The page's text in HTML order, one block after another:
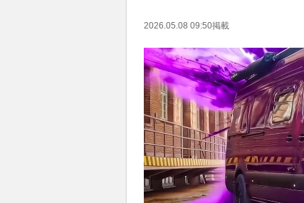
2026.05.08 09:50掲載